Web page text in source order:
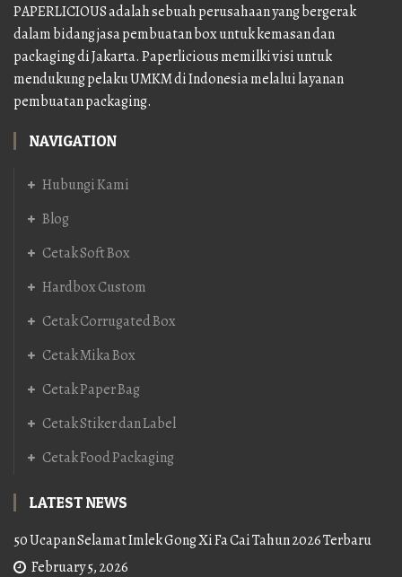
PAPERLICIOUS adalah sebuah perusahaan yang bergerak
dalam bidang jasa pembuatan box untuk kemasan dan
packaging di Jakarta. Paperlicious memilki visi untuk
mendukung pelaku UMKM di Indonesia melalui layanan
pembuatan packaging.
NAVIGATION
Hubungi Kami
Blog
Cetak Soft Box
Hardbox Custom
Cetak Corrugated Box
Cetak Mika Box
Cetak Paper Bag
Cetak Stiker dan Label
Cetak Food Packaging
LATEST NEWS
50 Ucapan Selamat Imlek Gong Xi Fa Cai Tahun 2026 Terbaru
February 5, 2026